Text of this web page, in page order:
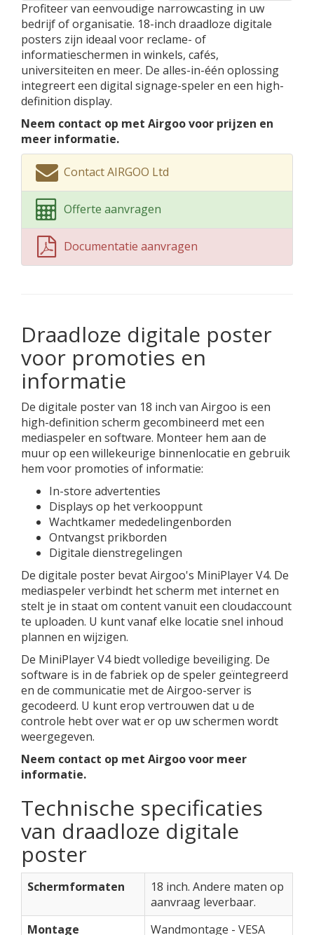
Profiteer van eenvoudige narrowcasting in uw
bedrijf of organisatie. 18-inch draadloze digitale
posters zijn ideaal voor reclame- of
informatieschermen in winkels, cafés,
universiteiten en meer. De alles-in-één oplossing
integreert een digital signage-speler en een high-
definition display.
Neem contact op met Airgoo voor prijzen en
meer informatie.
Contact AIRGOO Ltd
Offerte aanvragen
Documentatie aanvragen
Draadloze digitale poster
voor promoties en
informatie
De digitale poster van 18 inch van Airgoo is een
high-definition scherm gecombineerd met een
mediaspeler en software. Monteer hem aan de
muur op een willekeurige binnenlocatie en gebruik
hem voor promoties of informatie:
In-store advertenties
Displays op het verkooppunt
Wachtkamer mededelingenborden
Ontvangst prikborden
Digitale dienstregelingen
De digitale poster bevat Airgoo's MiniPlayer V4. De
mediaspeler verbindt het scherm met internet en
stelt je in staat om content vanuit een cloudaccount
te uploaden. U kunt vanaf elke locatie snel inhoud
plannen en wijzigen.
De MiniPlayer V4 biedt volledige beveiliging. De
software is in de fabriek op de speler geïntegreerd
en de communicatie met de Airgoo-server is
gecodeerd. U kunt erop vertrouwen dat u de
controle hebt over wat er op uw schermen wordt
weergegeven.
Neem contact op met Airgoo voor meer
informatie.
Technische specificaties
van draadloze digitale
poster
Schermformaten
18 inch. Andere maten op
aanvraag leverbaar.
Montage
Wandmontage - VESA